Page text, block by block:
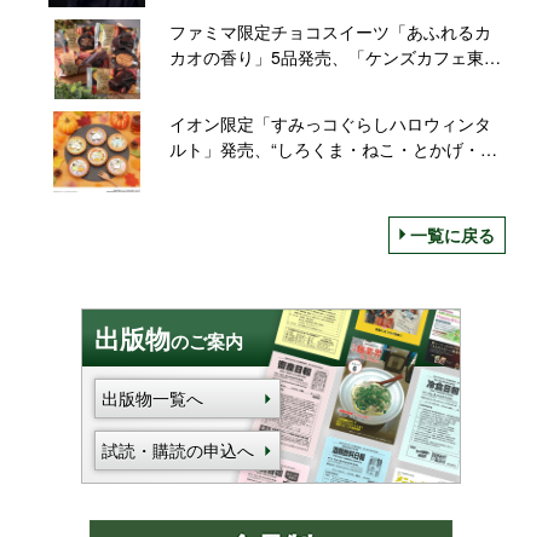
ファミマ限定チョコスイーツ「あふれるカ
カオの香り」5品発売、「ケンズカフェ東
イオン限定「すみっコぐらしハロウィンタ
ルト」発売、“しろくま・ねこ・とかげ・ぺ
一覧に戻る
出版物のご案内
出版物一覧へ
試読・購読の申込へ